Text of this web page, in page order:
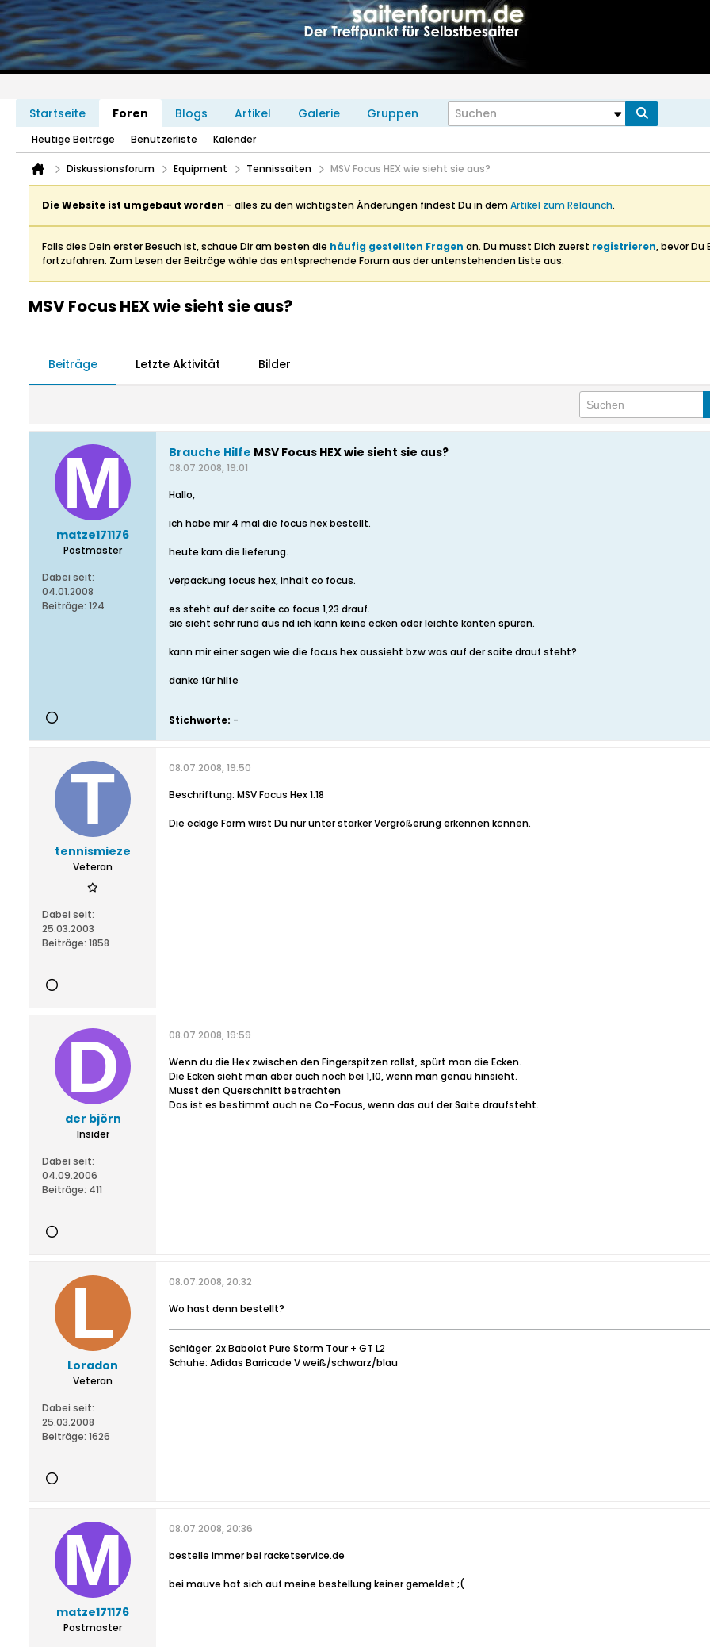
Startseite Foren Blogs Artikel Galerie Gruppen
Heutige Beiträge Benutzerliste Kalender
Diskussionsforum Equipment Tennissaiten MSV Focus HEX wie sieht sie aus?
Die Website ist umgebaut worden - alles zu den wichtigsten Änderungen findest Du in demArtikel zum Relaunch.
Falls dies Dein erster Besuch ist, schaue Dir am besten die häufig gestellten Fragen an. Du musst Dich zuerst registrieren, bevor Du
fortzufahren. Zum Lesen der Beiträge wähle das entsprechende Forum aus der untenstehenden Liste aus.
MSV Focus HEX wie sieht sie aus?
Beiträge Letzte Aktivität Bilder
matze171176
Postmaster
Dabei seit:
04.01.2008
Beiträge: 124
Brauche Hilfe MSV Focus HEX wie sieht sie aus?
08.07.2008, 19:01
Hallo,
ich habe mir 4 mal die focus hex bestellt.
heute kam die lieferung.
verpackung focus hex, inhalt co focus.
es steht auf der saite co focus 1,23 drauf.
sie sieht sehr rund aus nd ich kann keine ecken oder leichte kanten spüren.
kann mir einer sagen wie die focus hex aussieht bzw was auf der saite drauf steht?
danke für hilfe
Stichworte: -
tennismieze
Veteran
Dabei seit:
25.03.2003
Beiträge: 1858
08.07.2008, 19:50
Beschriftung: MSV Focus Hex 1.18
Die eckige Form wirst Du nur unter starker Vergrößerung erkennen können.
der björn
Insider
Dabei seit:
04.09.2006
Beiträge: 411
08.07.2008, 19:59
Wenn du die Hex zwischen den Fingerspitzen rollst, spürt man die Ecken.
Die Ecken sieht man aber auch noch bei 1,10, wenn man genau hinsieht.
Musst den Querschnitt betrachten
Das ist es bestimmt auch ne Co-Focus, wenn das auf der Saite draufsteht.
Loradon
Veteran
Dabei seit:
25.03.2008
Beiträge: 1626
08.07.2008, 20:32
Wo hast denn bestellt?
Schläger: 2x Babolat Pure Storm Tour + GT L2
Schuhe: Adidas Barricade V weiß/schwarz/blau
matze171176
Postmaster
08.07.2008, 20:36
bestelle immer bei racketservice.de
bei mauve hat sich auf meine bestellung keiner gemeldet ;(